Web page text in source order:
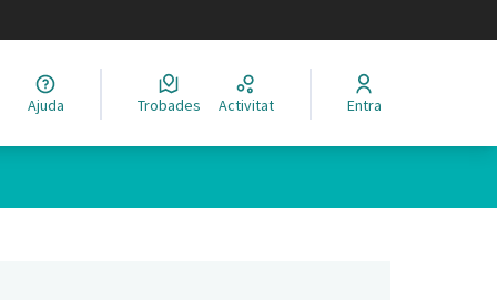
Elegir el idioma
Ajuda Trobades Activitat Entra